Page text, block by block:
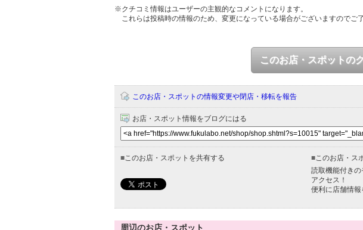
※クチコミ情報はユーザーの主観的なコメントになります。
これらは投稿時の情報のため、変更になっている場合がございますのでご
このお店・スポットの
このお店・スポットの情報変更や閉店・移転を報告
お店・スポット情報をブログにはる
■このお店・スポットを共有する ■このお店・ス
読取機能付き
アクセス！
便利に店舗情報
周辺のお店・スポット